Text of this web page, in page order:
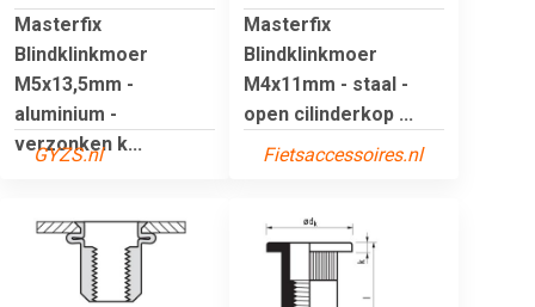
Masterfix
Blindklinkmoer
M5x13,5mm -
aluminium -
verzonken k...
GYZS.nl
Masterfix
Blindklinkmoer
M4x11mm - staal -
open cilinderkop ...
Fietsaccessoires.nl